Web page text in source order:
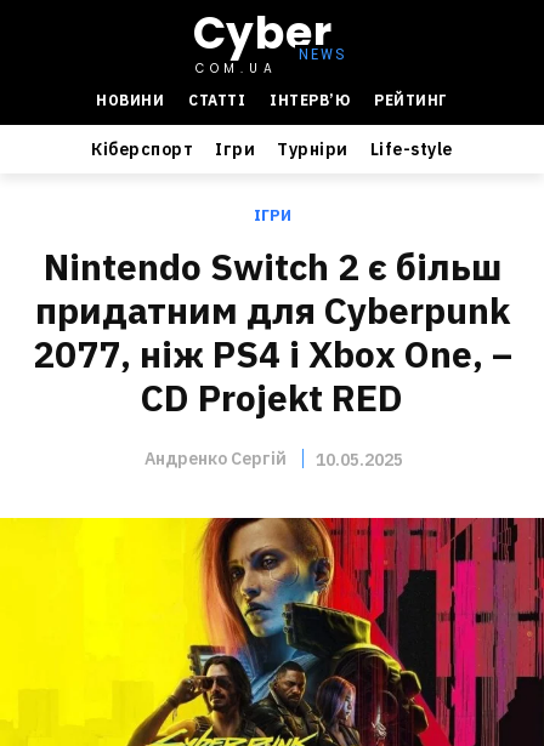
Cyber
COM.UA
НОВИНИ
СТАТТІ ІНТЕРВ’Ю РЕЙТИНГ
Кіберспорт Ігри Турніри Life-style
ІГРИ
Nintendo Switch 2 є більш
придатним для Cyberpunk
2077, ніж PS4 і Xbox One, –
CD Projekt RED
Андренко Сергій 10.05.2025